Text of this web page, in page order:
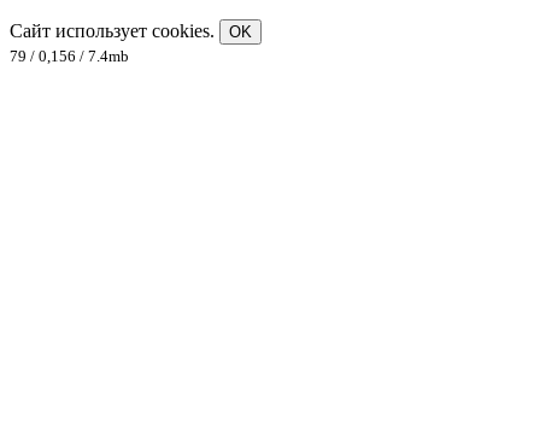
Сайт использует cookies.
OK
79 / 0,156 / 7.4mb